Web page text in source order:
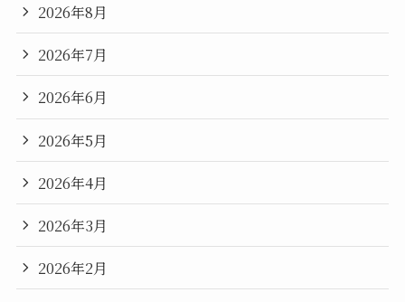
2026年8月
2026年7月
2026年6月
2026年5月
2026年4月
2026年3月
2026年2月